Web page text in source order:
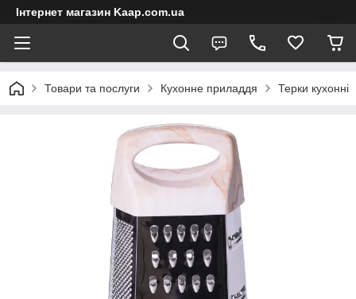
Інтернет магазин Kaap.com.ua
Товари та послуги Кухонне приладдя Терки кухонні